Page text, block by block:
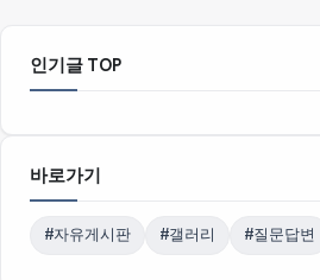
인기글 TOP
바로가기
#자유게시판 #갤러리 #질문답변